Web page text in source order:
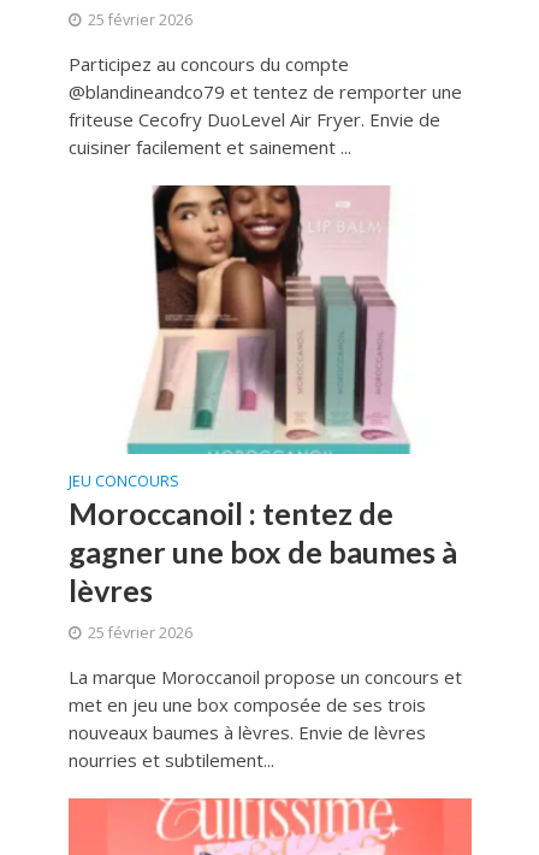
25 février 2026
Participez au concours du compte
@blandineandco79 et tentez de remporter une
friteuse Cecofry DuoLevel Air Fryer. Envie de
cuisiner facilement et sainement ...
JEU CONCOURS
Moroccanoil : tentez de
gagner une box de baumes à
lèvres
25 février 2026
La marque Moroccanoil propose un concours et
met en jeu une box composée de ses trois
nouveaux baumes à lèvres. Envie de lèvres
nourries et subtilement...